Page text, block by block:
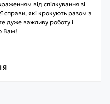
від спілкування зі
справи, які крокують разом з
дуже важливу роботу і
Вам!